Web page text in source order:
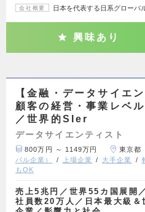
会社概要 日本を代表する日系グローバ
興味あり
【金融・データサイエ
顧客の経営・事業レベ
／世界的SIer
データサイエンティスト
800万円 ～ 1149万円 東京都
バル企業）
上場企業 大手企業
もOK
売上5兆円／世界55カ国展開
社員数20万人／日本最大級